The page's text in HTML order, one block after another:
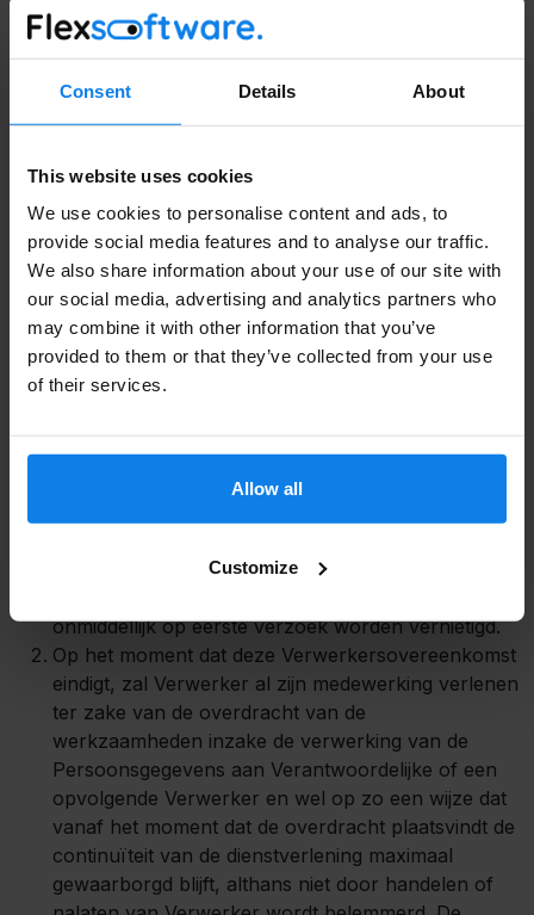
Consent Details About
This website uses cookies
We use cookies to personalise content and ads, to
provide social media features and to analyse our traffic.
We also share information about your use of our site with
our social media, advertising and analytics partners who
may combine it with other information that you’ve
provided to them or that they’ve collected from your use
of their services.
Allow all
Customize
verplichtingen uit deze Verwerkersovereenkomst
en geldende wetgeving nakomt.
uitvoeren na een voorafgaande schriftelijke melding
aan Verwerker.
medewerking verlenen aan de controle en er voor
zorgen dat ook de door hem ingeschakelde derden
hiertoe de redelijkerwijs benodigde medewerking
zullen verlenen.
De met de controle gemoeide kosten zijn voor
rekening van Verantwoordelijke.
Artikel 7: Teruggave
Na afloop van de Overeenkomst en de
Verwerkersovereenkomst zullen alle
Persoonsgegevens, kopieën of bewerkingen
onmiddellijk op eerste verzoek worden vernietigd.
Op het moment dat deze Verwerkersovereenkomst
eindigt, zal Verwerker al zijn medewerking verlenen
ter zake van de overdracht van de
werkzaamheden inzake de verwerking van de
Persoonsgegevens aan Verantwoordelijke of een
opvolgende Verwerker en wel op zo een wijze dat
vanaf het moment dat de overdracht plaatsvindt de
continuïteit van de dienstverlening maximaal
gewaarborgd blijft, althans niet door handelen of
Volledige Naam
Bedrijfsnaam
Email*